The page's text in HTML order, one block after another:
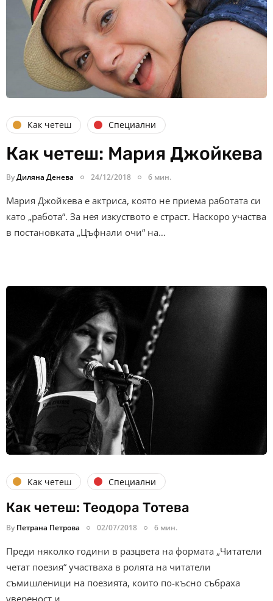
Как четеш Специални
Как четеш: Мария Джойкева
ByДиляна Денева 24/12/2018 6 мин.
Мария Джойкева е актриса, която не приема работата си
като „работа“. За нея изкуството е страст. Наскоро участва
в постановката „Цъфнали очи“ на…
Как четеш Специални
Как четеш: Теодора Тотева
By Петрана Петрова 02/07/2018 6 мин.
Преди няколко години в разцвета на формата „Читатели
четат поезия“ участваха в ролята на читатели
съмишленици на поезията, които по-късно събраха